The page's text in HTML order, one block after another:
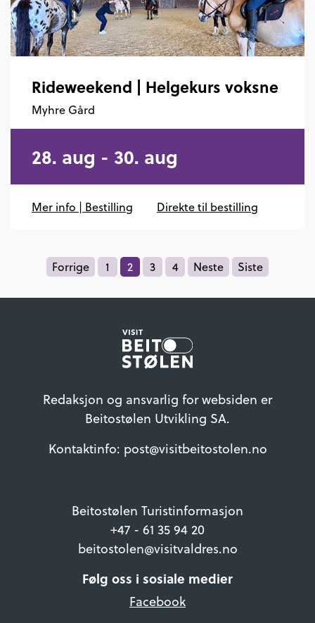
Rideweekend | Helgekurs voksne
Myhre Gård
28. aug - 30. aug
Mer info | Bestilling Direkte til bestilling
Forrige 1 2 3 4 Neste Siste
Redaksjon og ansvarlig for websiden er
Beitostølen Utvikling SA.
Kontaktinfo: post@visitbeitostolen.no
Beitostølen Turistinformasjon
+47 - 61 35 94 20
beitostolen@visitvaldres.no
Følg oss i sosiale medier
Facebook